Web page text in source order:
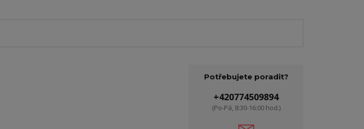
Potřebujete poradit?
+420774509894
(Po-Pá, 8:30-16:00 hod.)